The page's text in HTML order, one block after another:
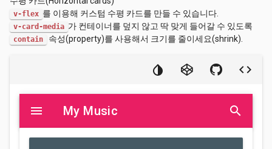
v-flex 를 이용해 커스텀 수평 카드를 만들 수 있습니다.
v-card-media 가 컨테이너를 덮지 않고 딱 맞게 들어갈 수 있도록
contain 속성(property)를 사용해서 크기를 줄이세요(shrink).
menu My Music search